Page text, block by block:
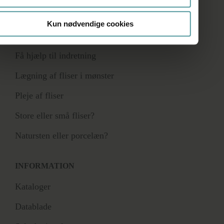
Kun nødvendige cookies
RÅDGIVNING
Få hjælp til indretning
Lægning af fliser i mønster
Pleje af fliser
Store eller små fliser?
Natursten eller porcelæn?
INFORMATION
Kataloger
Datablade